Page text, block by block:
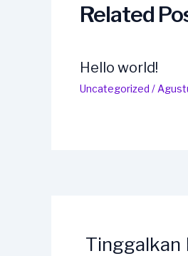
Related
Hello world!
Uncategorized /
Tinggalkan